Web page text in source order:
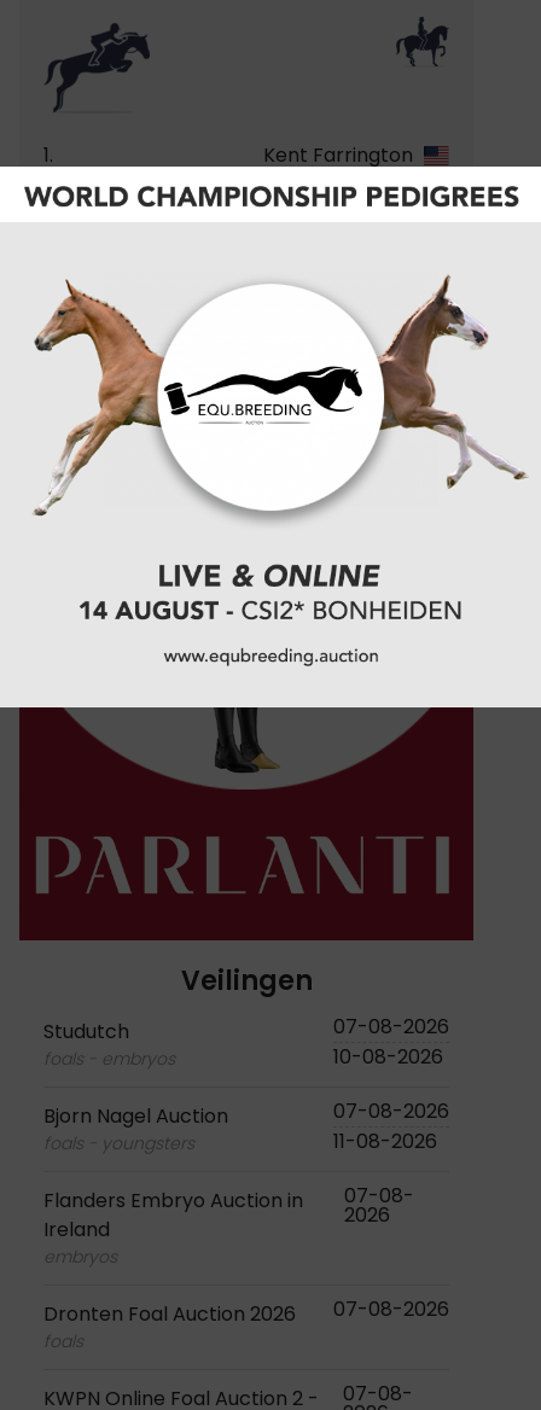
1.
Kent Farrington
2.
Richard Vogel
3.
+2
Shane Sweetnam
5.
-1
Ben Maher
6.
+3
Daniel Bluman
-1
Gilles Thomas
-1
Nina Mallevaey
9.
Julien Epaillard
10.
Christian Kukuk
BEKIJK VOLLEDIGE RANKING
Veilingen
Studutch
foals - embryos
07-08-2026
10-08-2026
Bjorn Nagel Auction
foals - youngsters
07-08-2026
11-08-2026
Flanders Embryo Auction in
Ireland
embryos
07-08-
2026
Dronten Foal Auction 2026
foals
07-08-2026
KWPN Online Foal Auction 2 -
07-08-